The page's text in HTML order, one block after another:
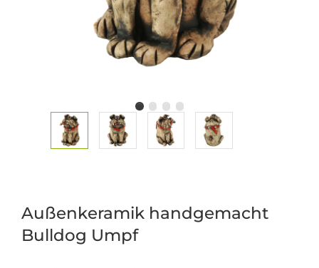
Außenkeramik handgemacht
Bulldog Umpf